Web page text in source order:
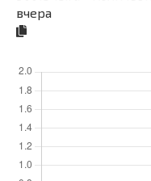
вчера